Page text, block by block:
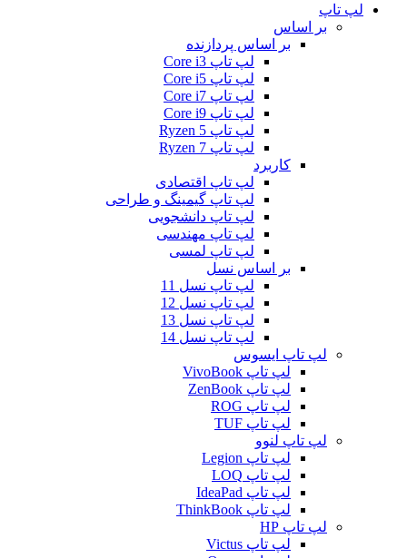
لپ تاپ
بر اساس
بر اساس پردازنده
لپ تاپ Core i3
لپ تاپ Core i5
لپ تاپ Core i7
لپ تاپ Core i9
لپ تاپ Ryzen 5
لپ تاپ Ryzen 7
کاربرد
لپ تاپ اقتصادی
لپ تاپ گیمینگ و طراحی
لپ تاپ دانشجویی
لپ تاپ مهندسی
لپ تاپ لمسی
بر اساس نسل
لپ تاپ نسل 11
لپ تاپ نسل 12
لپ تاپ نسل 13
لپ تاپ نسل 14
لپ تاپ ایسوس
لپ تاپ VivoBook
لپ تاپ ZenBook
لپ تاپ ROG
لپ تاپ TUF
لپ تاپ لنوو
لپ تاپ Legion
لپ تاپ LOQ
لپ تاپ IdeaPad
لپ تاپ ThinkBook
لپ تاپ HP
لپ تاپ Victus